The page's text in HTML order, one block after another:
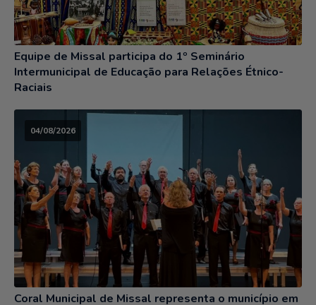
Equipe de Missal participa do 1º Seminário
Intermunicipal de Educação para Relações Étnico-
Raciais
04/08/2026
Coral Municipal de Missal representa o município em